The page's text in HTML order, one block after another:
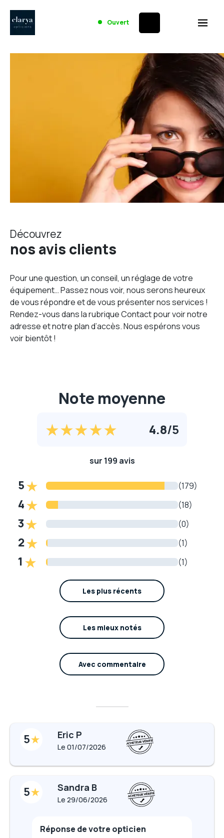
Ouvert
Découvrez
nos avis clients
Pour une question, un conseil, un réglage de votre
équipement… Passez nous voir, nous serons heureux
de vous répondre et de vous présenter nos services !
Rendez-vous dans la rubrique Contact pour voir notre
adresse et notre plan d’accès. Nous espérons vous
voir bientôt !
Note moyenne
4.8/5
sur 199 avis
5 (179)
4 (18)
3 (0)
2 (1)
1 (1)
Les plus récents
Les mieux notés
Avec commentaire
5 Eric P
Le 01/07/2026
5 Sandra B
Le 29/06/2026
Réponse de votre opticien